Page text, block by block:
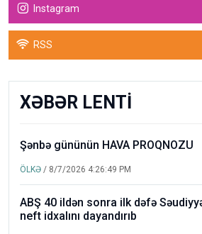
Instagram
RSS
XƏBƏR LENTİ
Şənbə gününün HAVA PROQNOZU
ÖLKƏ / 8/7/2026 4:26:49 PM
ABŞ 40 ildən sonra ilk dəfə
neft idxalını dayandırıb